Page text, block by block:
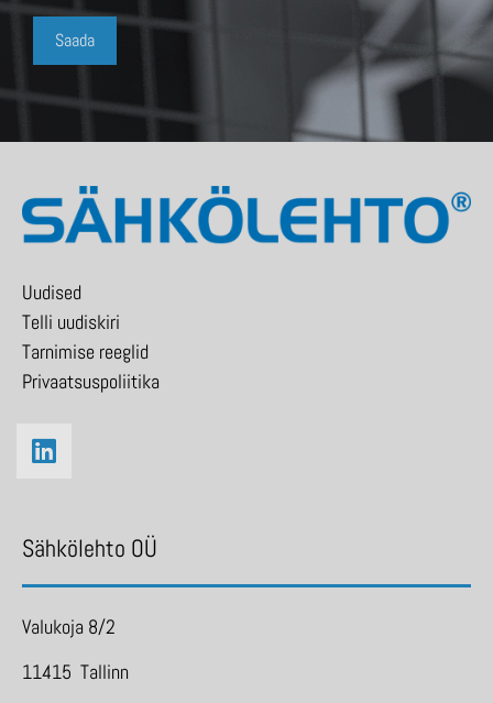
Uudised
Telli uudiskiri
Tarnimise reeglid
Privaatsuspoliitika
Sähkölehto OÜ
Valukoja 8/2
11415 Tallinn